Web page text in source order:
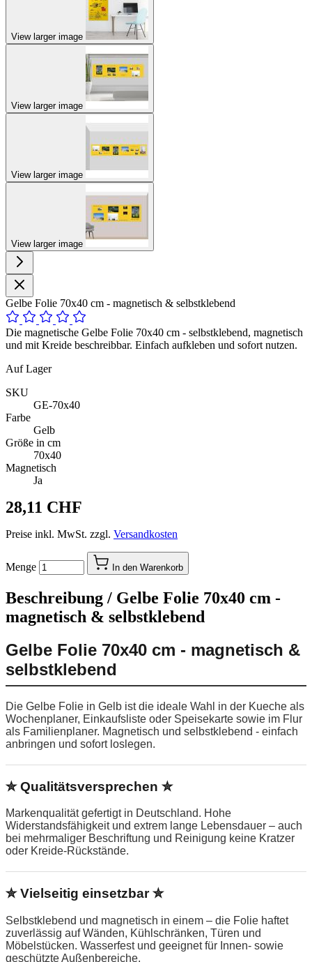
View larger image
View larger image
View larger image
View larger image
Gelbe Folie 70x40 cm - magnetisch & selbstklebend
Die magnetische Gelbe Folie 70x40 cm - selbstklebend, magnetisch
und mit Kreide beschreibbar. Einfach aufkleben und sofort nutzen.
Auf Lager
SKU
GE-70x40
Farbe
Gelb
Größe in cm
70x40
Magnetisch
Ja
28,11 CHF
Preise inkl. MwSt. zzgl. Versandkosten
Menge In den Warenkorb
Beschreibung / Gelbe Folie 70x40 cm -
magnetisch & selbstklebend
Gelbe Folie 70x40 cm - magnetisch &
selbstklebend
Die Gelbe Folie in Gelb ist die ideale Wahl in der Kueche als
Wochenplaner, Einkaufsliste oder Speisekarte sowie im Flur
als Familienplaner. Magnetisch und selbstklebend - einfach
anbringen und sofort loslegen.
✮ Qualitätsversprechen ✮
Markenqualität gefertigt in Deutschland. Hohe
Widerstandsfähigkeit und extrem lange Lebensdauer – auch
bei mehrmaliger Beschriftung und Reinigung keine Kratzer
oder Kreide-Rückstände.
✮ Vielseitig einsetzbar ✮
Selbstklebend und magnetisch in einem – die Folie haftet
zuverlässig auf Wänden, Kühlschränken, Türen und
Möbelstücken. Wasserfest und geeignet für Innen- sowie
geschützte Außenbereiche.